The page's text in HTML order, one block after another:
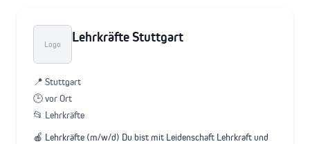
Logo Lehrkräfte Stuttgart
📍 Stuttgart
🕒 vor Ort
📂 Lehrkräfte
🍎 Lehrkräfte (m/w/d) Du bist mit Leidenschaft Lehrkraft und